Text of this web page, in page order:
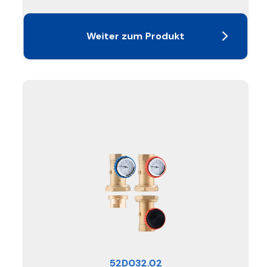
Weiter zum Produkt
52D032.02